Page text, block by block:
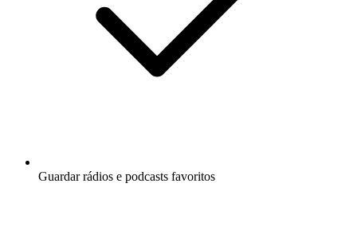
Guardar rádios e podcasts favoritos